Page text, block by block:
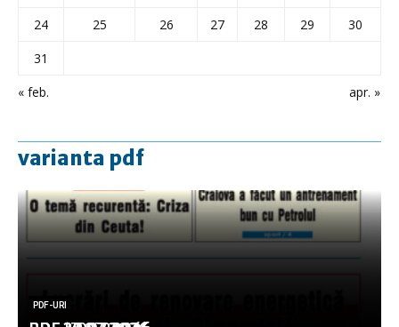
« feb. apr. »
24
25 26 27 28 29
30
31
varianta pdf
PDF-URI
PDF-URI
PDF-URI
PDF-URI
PDF-URI